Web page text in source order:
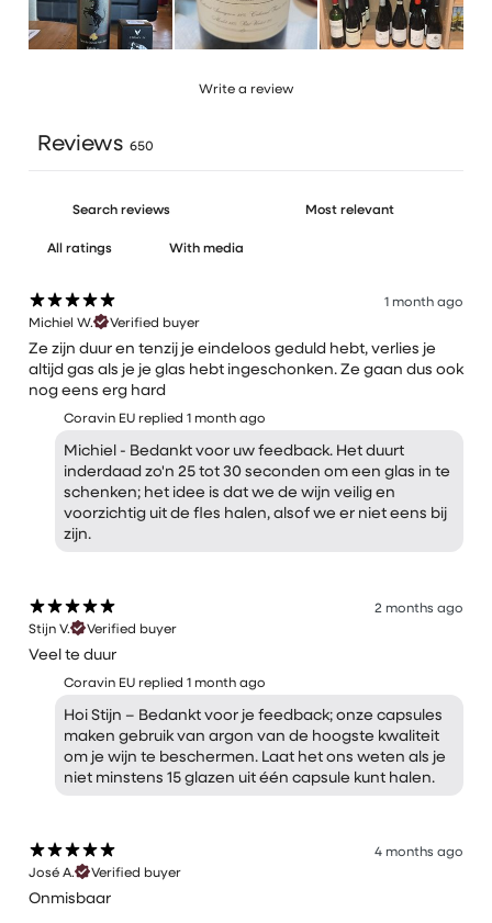
Write a review
Reviews 650
With media
1 month ago
Michiel W.
Verified buyer
Ze zijn duur en tenzij je eindeloos geduld hebt, verlies je
altijd gas als je je glas hebt ingeschonken. Ze gaan dus ook
nog eens erg hard
Coravin EU replied 1 month ago
Michiel - Bedankt voor uw feedback. Het duurt
inderdaad zo'n 25 tot 30 seconden om een ​​glas in te
schenken; het idee is dat we de wijn veilig en
voorzichtig uit de fles halen, alsof we er niet eens bij
zijn.
2 months ago
Stijn V.
Verified buyer
Veel te duur
Coravin EU replied 1 month ago
Hoi Stijn – Bedankt voor je feedback; onze capsules
maken gebruik van argon van de hoogste kwaliteit
om je wijn te beschermen. Laat het ons weten als je
niet minstens 15 glazen uit één capsule kunt halen.
4 months ago
José A.
Verified buyer
Onmisbaar